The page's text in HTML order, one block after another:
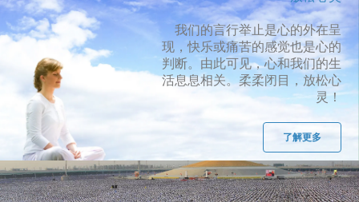
我们的言行举止是心的外在呈
现，快乐或痛苦的感觉也是心的
判断。由此可见，心和我们的生
活息息相关。柔柔闭目，放松心
灵！
了解更多